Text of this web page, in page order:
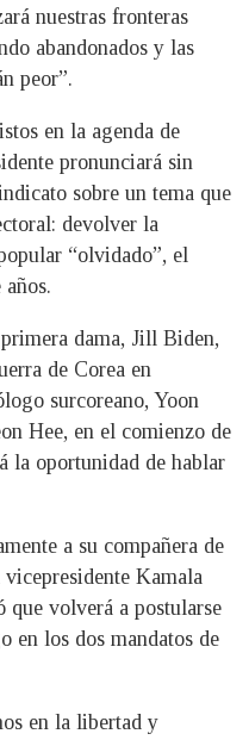
nuestras fronteras
abandonados y las
peor”.
en la agenda de
pronunciará sin
sobre un tema que
devolver la
“olvidado”, el
dama, Jill Biden,
de Corea en
surcoreano, Yoon
Hee, en el comienzo de
la oportunidad de hablar
a su compañera de
Kamala
volverá a postularse
en los dos mandatos de
en la libertad y